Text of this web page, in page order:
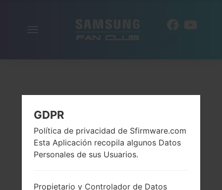
GDPR
Política de privacidad de Sfirmware.com
Esta Aplicación recopila algunos Datos
Personales de sus Usuarios.
Propietario y Controlador de Datos